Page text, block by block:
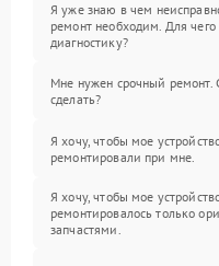
Я уже знаю в чем
ремонт необходим. Для чего
диагностику?
Мне нужен срочный ремонт.
сделать?
Я хочу, чтобы мое
ремонтировали при мне.
Я хочу, чтобы мое
ремонтировалось только
запчастями.